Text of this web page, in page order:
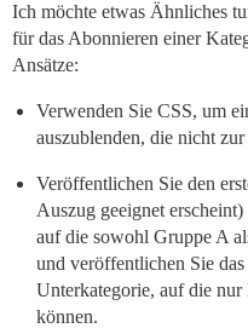
Ich möchte etwas Ähnliches
für das Abonnieren einer
Ansätze:
Verwenden Sie CSS, um
auszublenden, die nicht
Veröffentlichen Sie den
Auszug geeignet
auf die sowohl Gruppe A
und veröffentlichen Sie
Unterkategorie, auf die
können.